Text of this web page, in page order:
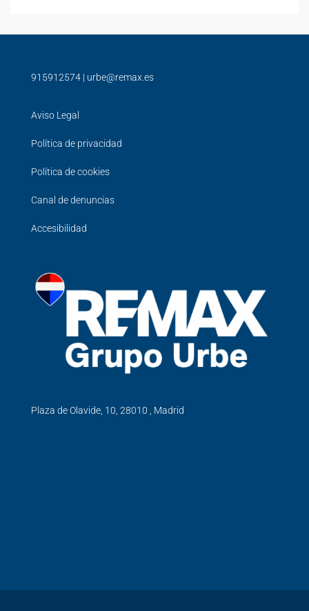
915912574 | urbe@remax.es
Aviso Legal
Política de privacidad
Política de cookies
Canal de denuncias
Accesibilidad
Plaza de Olavide, 10, 28010 , Madrid